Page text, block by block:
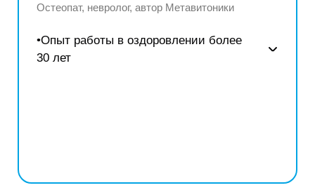
Остеопат, невролог, автор Метавитоники
•Опыт работы в оздоровлении более
30 лет